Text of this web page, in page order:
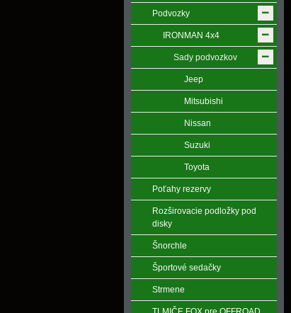
Podvozky
IRONMAN 4x4
Sady podvozkov
Jeep
Mitsubishi
Nissan
Suzuki
Toyota
Poťahy rezervy
Rozširovacie podložky pod
disky
Šnorchle
Športové sedačky
Strmene